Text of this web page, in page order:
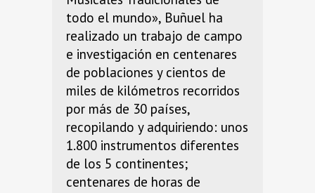
todo el mundo», Buñuel ha
realizado un trabajo de campo
e investigación en centenares
de poblaciones y cientos de
miles de kilómetros recorridos
por más de 30 países,
recopilando y adquiriendo: unos
1.800 instrumentos diferentes
de los 5 continentes;
centenares de horas de